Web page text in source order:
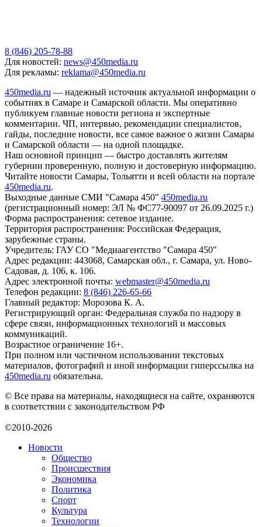
8 (846) 205-78-88
Для новостей: news@450media.ru
Для рекламы: reklama@450media.ru
450media.ru — надежный источник актуальной информации о
событиях в Самаре и Самарской области. Мы оперативно
публикуем главные новости региона и экспертные
комментарии. ЧП, интервью, рекомендации специалистов,
гайды, последние новости, все самое важное о жизни Самары
и Самарской области — на одной площадке.
Наш основной принцип — быстро доставлять жителям
губернии проверенную, полную и достоверную информацию.
Читайте новости Самары, Тольятти и всей области на портале
450media.ru.
Выходные данные СМИ "Самара 450" 450media.ru
(регистрационный номер: ЭЛ № ФС77-90097 от 26.09.2025 г.)
Форма распространения: сетевое издание.
Территория распространения: Российская Федерация,
зарубежные страны.
Учредитель: ГАУ СО "Медиаагентство "Самара 450"
Адрес редакции: 443068, Самарская обл., г. Самара, ул. Ново-
Садовая, д. 106, к. 106.
Адрес электронной почты: webmaster@450media.ru
Телефон редакции: 8 (846) 226-65-66
Главный редактор: Морозова К. А.
Регистрирующий орган: Федеральная служба по надзору в
сфере связи, информационных технологий и массовых
коммуникаций.
Возрастное ограничение 16+.
При полном или частичном использовании текстовых
материалов, фотографий и иной информации гиперссылка на
450media.ru обязательна.
© Все права на материалы, находящиеся на сайте, охраняются
в соответствии с законодательством РФ
©2010-2026
Новости
Общество
Происшествия
Экономика
Политика
Спорт
Культура
Технологии